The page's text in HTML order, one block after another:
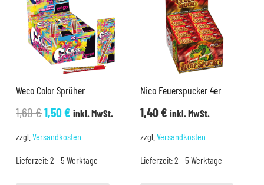
Weco Color Sprüher
1,60€Ursprünglicher
1,60 €
1,50€Aktueller
1,50 €.
inkl. MwSt.
zzgl. Versandkosten
Lieferzeit:2 - 5 Werktage
Nico Feuerspucker 4er
1,40€ inkl. MwSt.
zzgl. Versandkosten
Lieferzeit:2 - 5 Werktage